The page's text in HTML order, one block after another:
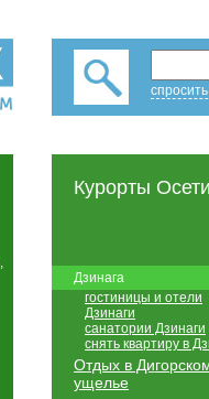
,
Курорты
Дзинага
гостиницы и отели
Дзинаги
санатории Дзинаги
снять квартиру в
Отдых в
ущелье